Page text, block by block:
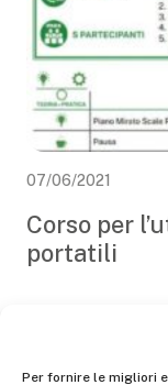
Per fornire le migliori
07/06/2021
Corso per
portatili